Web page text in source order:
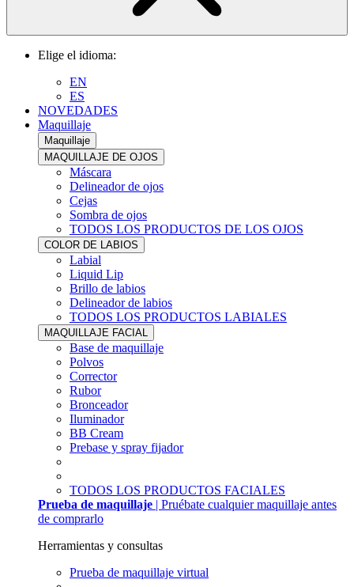
Elige el idioma:
EN
ES
NOVEDADES
Maquillaje
Maquillaje
MAQUILLAJE DE OJOS
Máscara
Delineador de ojos
Cejas
Sombra de ojos
TODOS LOS PRODUCTOS DE LOS OJOS
COLOR DE LABIOS
Labial
Liquid Lip
Brillo de labios
Delineador de labios
TODOS LOS PRODUCTOS LABIALES
MAQUILLAJE FACIAL
Base de maquillaje
Polvos
Corrector
Rubor
Bronceador
Iluminador
BB Cream
Prebase y spray fijador
TODOS LOS PRODUCTOS FACIALES
Prueba de maquillaje | Pruébate cualquier maquillaje antes
de comprarlo
Herramientas y consultas
Prueba de maquillaje virtual